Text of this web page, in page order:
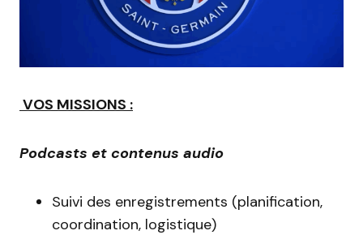
VOS MISSIONS :
Podcasts et contenus audio
Suivi des enregistrements (planification,
coordination, logistique)